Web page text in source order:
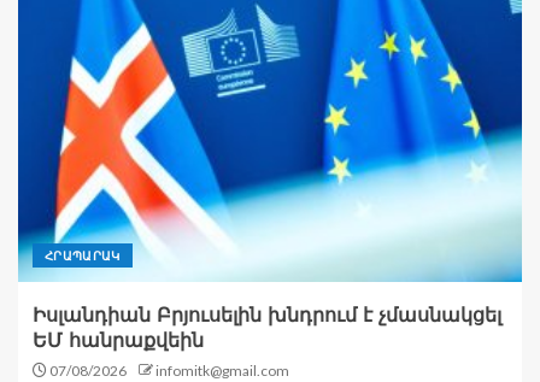
ՀՐԱՊԱՐԱԿ
Իսլանդիան Բրյուսելին խնդրում է չմասնակցել
ԵՄ հանրաքվեին
07/08/2026 infomitk@gmail.com